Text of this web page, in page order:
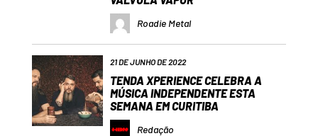
Roadie Metal
21 DE JUNHO DE 2022
TENDA XPERIENCE CELEBRA A
MÚSICA INDEPENDENTE ESTA
SEMANA EM CURITIBA
Redação